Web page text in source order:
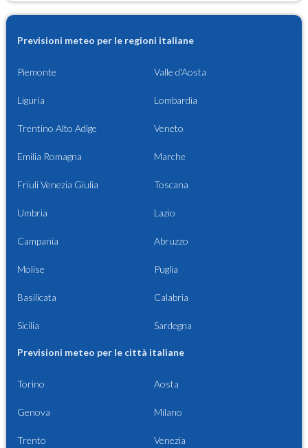
Previsioni meteo per le regioni italiane
Piemonte Valle d'Aosta
Liguria Lombardia
Trentino Alto Adige Veneto
Emilia Romagna Marche
Friuli Venezia Giulia Toscana
Umbria Lazio
Campania Abruzzo
Molise Puglia
Basilicata Calabria
Sicilia Sardegna
Previsioni meteo per le città italiane
Torino Aosta
Genova Milano
Trento Venezia